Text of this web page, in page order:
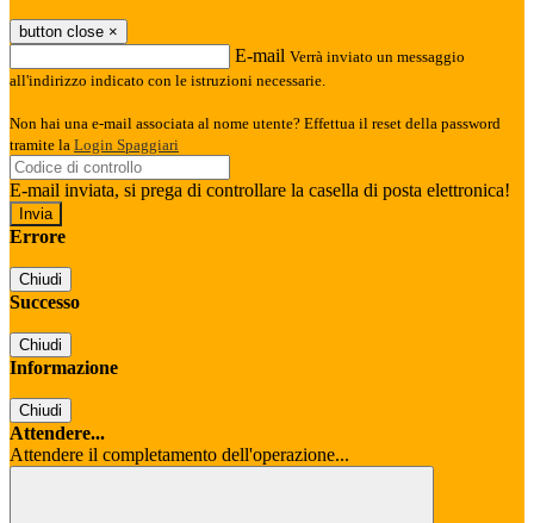
button close ×
E-mail Verrà inviato un messaggio
all'indirizzo indicato con le istruzioni necessarie.
Non hai una e-mail associata al nome utente? Effettua il reset della password
tramite la Login Spaggiari
E-mail inviata, si prega di controllare la casella di posta elettronica!
Errore
Chiudi
Successo
Chiudi
Informazione
Chiudi
Attendere...
Attendere il completamento dell'operazione...